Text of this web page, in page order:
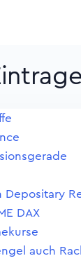
Depositary
DAX
auch